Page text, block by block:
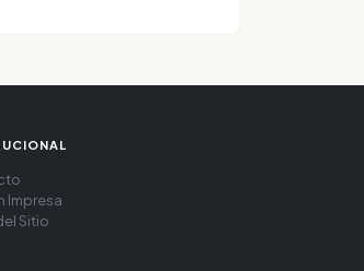
Impresa
Sitio